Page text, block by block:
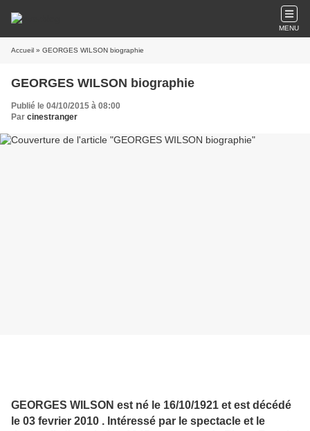
MENU
Accueil » GEORGES WILSON biographie
GEORGES WILSON biographie
Publié le 04/10/2015 à 08:00
Par cinestranger
GEORGES WILSON est né le 16/10/1921 et est décédé
le 03 fevrier 2010 . Intéressé par le spectacle et le